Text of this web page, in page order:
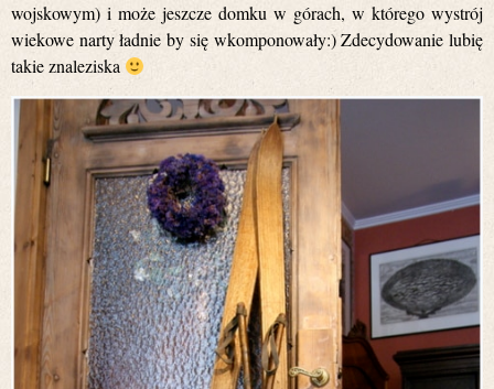
wojskowym) i może jeszcze domku w górach, w którego wystrój
wiekowe narty ładnie by się wkomponowały:) Zdecydowanie lubię
takie znaleziska